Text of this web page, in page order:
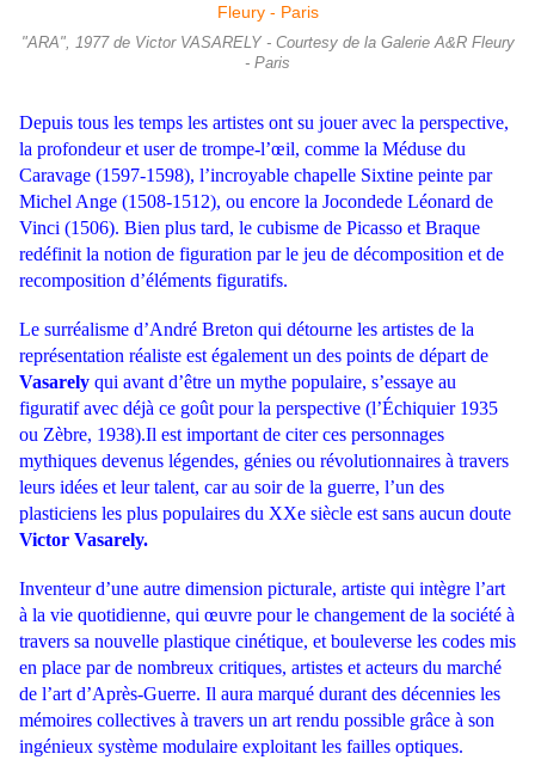
"ARA", 1977 de Victor VASARELY - Courtesy de la Galerie A&R Fleury
- Paris
Depuis tous les temps les artistes ont su jouer avec la perspective,
la profondeur et user de trompe-l’œil, comme la Méduse du
Caravage (1597-1598), l’incroyable chapelle Sixtine peinte par
Michel Ange (1508-1512), ou encore la Jocondede Léonard de
Vinci (1506). Bien plus tard, le cubisme de Picasso et Braque
redéfinit la notion de figuration par le jeu de décomposition et de
recomposition d’éléments figuratifs.
Le surréalisme d’André Breton qui détourne les artistes de la
représentation réaliste est également un des points de départ de
Vasarely qui avant d’être un mythe populaire, s’essaye au
figuratif avec déjà ce goût pour la perspective (l’Échiquier 1935
ou Zèbre, 1938).Il est important de citer ces personnages
mythiques devenus légendes, génies ou révolutionnaires à travers
leurs idées et leur talent, car au soir de la guerre, l’un des
plasticiens les plus populaires du XXe siècle est sans aucun doute
Victor Vasarely.
Inventeur d’une autre dimension picturale, artiste qui intègre l’art
à la vie quotidienne, qui œuvre pour le changement de la société à
travers sa nouvelle plastique cinétique, et bouleverse les codes mis
en place par de nombreux critiques, artistes et acteurs du marché
de l’art d’Après-Guerre. Il aura marqué durant des décennies les
mémoires collectives à travers un art rendu possible grâce à son
ingénieux système modulaire exploitant les failles optiques.